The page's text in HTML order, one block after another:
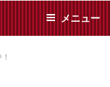
メニュー